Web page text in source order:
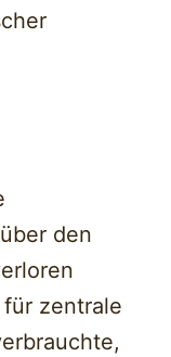
den
zentrale